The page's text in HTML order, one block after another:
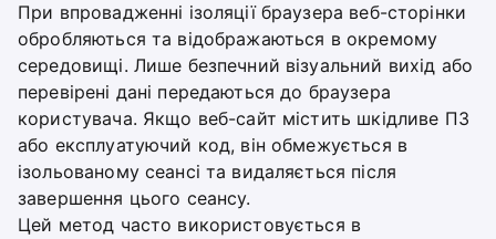
При впровадженні ізоляції браузера веб-сторінки
обробляються та відображаються в окремому
середовищі. Лише безпечний візуальний вихід або
перевірені дані передаються до браузера
користувача. Якщо веб-сайт містить шкідливе ПЗ
або експлуатуючий код, він обмежується в
ізольованому сеансі та видаляється після
завершення цього сеансу.
Цей метод часто використовується в